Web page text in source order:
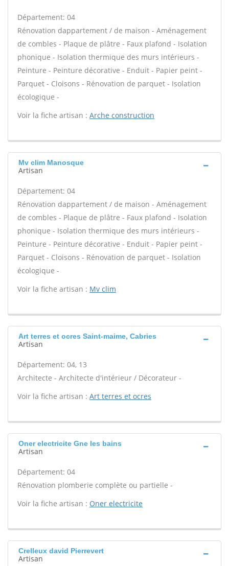
Département: 04
Rénovation dappartement / de maison - Aménagement
de combles - Plaque de plâtre - Faux plafond - Isolation
phonique - Isolation thermique des murs intérieurs -
Peinture - Peinture décorative - Enduit - Papier peint -
Parquet - Cloisons - Rénovation de parquet - Isolation
écologique -
Voir la fiche artisan : Arche construction
Mv clim Manosque
Artisan
Département: 04
Rénovation dappartement / de maison - Aménagement
de combles - Plaque de plâtre - Faux plafond - Isolation
phonique - Isolation thermique des murs intérieurs -
Peinture - Peinture décorative - Enduit - Papier peint -
Parquet - Cloisons - Rénovation de parquet - Isolation
écologique -
Voir la fiche artisan : Mv clim
Art terres et ocres Saint-maime, Cabries
Artisan
Département: 04, 13
Architecte - Architecte d'intérieur / Décorateur -
Voir la fiche artisan : Art terres et ocres
Oner electricite Gne les bains
Artisan
Département: 04
Rénovation plomberie complète ou partielle -
Voir la fiche artisan : Oner electricite
Crelleux david Pierrevert
Artisan